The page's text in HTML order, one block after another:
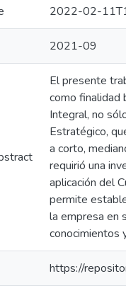
2022-02-
2021-09
El presente
como finalidad
Integral, no
Estratégico,
a corto,
requirió una
aplicación del
permite
la empresa en
conocimientos
https://